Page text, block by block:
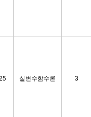
실변수함수론 3